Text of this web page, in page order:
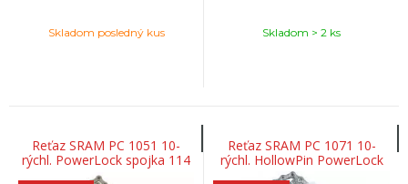
Skladom posledný kus Skladom > 2 ks
Reťaz SRAM PC 1051 10-
rýchl. PowerLock spojka 114
článkov
Reťaz SRAM PC 1071 10-
rýchl. HollowPin PowerLock
spojka 114 článkov